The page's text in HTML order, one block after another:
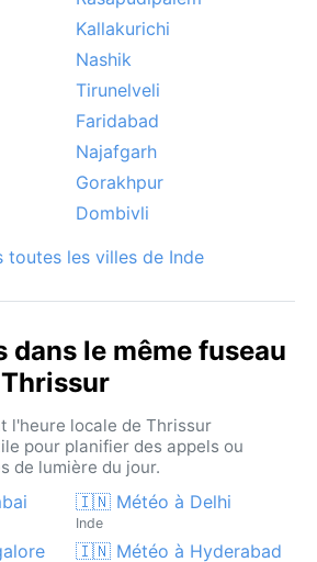
Kallakurichi
Nashik
Tirunelveli
Faridabad
Najafgarh
Gorakhpur
Dombivli
toutes les villes de Inde
dans le même fuseau
l'heure locale de Thrissur
pour planifier des appels ou
de lumière du jour.
🇮🇳 Météo à Delhi
Inde
🇮🇳 Météo à Hyderabad